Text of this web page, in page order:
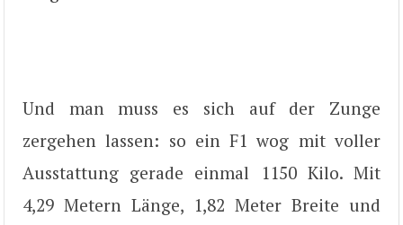
Und man muss es sich auf der Zunge
zergehen lassen: so ein F1 wog mit voller
Ausstattung gerade einmal 1150 Kilo. Mit
4,29 Metern Länge, 1,82 Meter Breite und